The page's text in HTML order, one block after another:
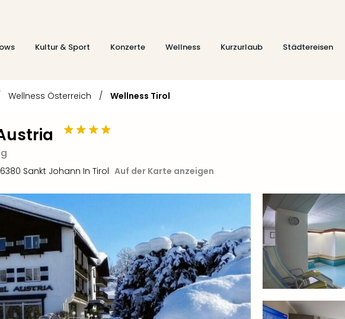
Kultur & Sport Konzerte Wellness Kurzurlaub Städtereisen
Wellness Österreich / Wellness Tirol
6380 Sankt Johann In Tirol Auf der Karte anzeigen